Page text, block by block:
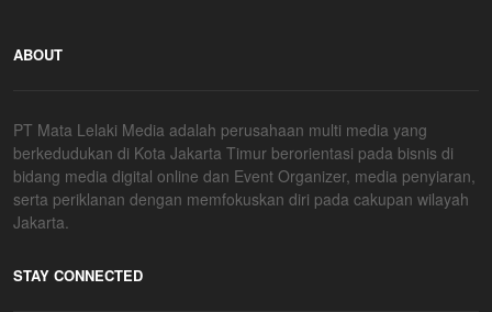
ABOUT
PT Mata Lelaki Media adalah perusahaan multi media yang
berkedudukan di Kota Jakarta Timur berorientasi pada bisnis di
bidang media digital online dan Event Organizer, media penyiaran,
serta periklanan dengan memfokuskan diri pada cakupan wilayah
Jakarta.
STAY CONNECTED